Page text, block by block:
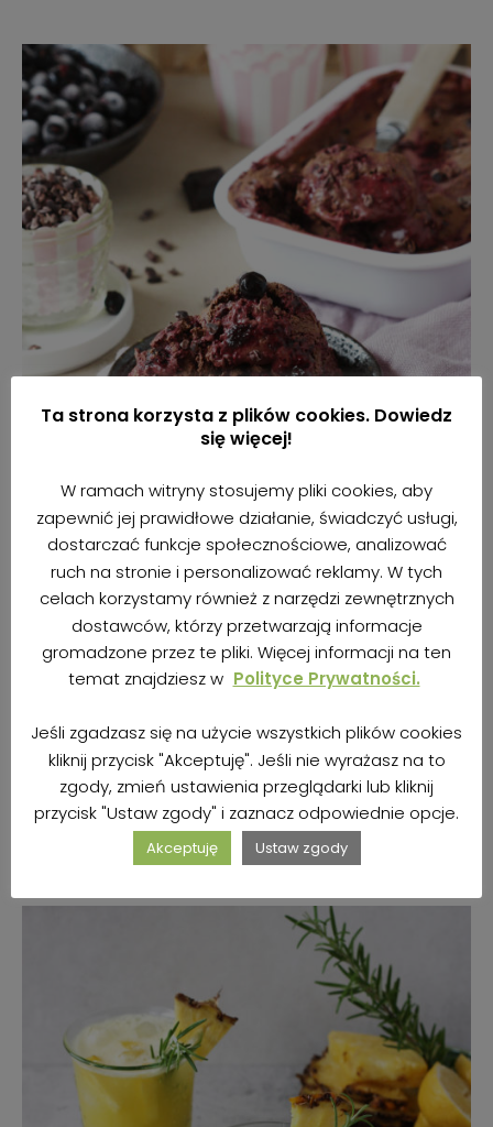
WEGAŃSKIE LODY CZEKOLADOWE Z CZARNĄ
PORZECZKĄ
autorKasia | BezBez 7 sierpnia 2019
ZOBACZ PRZEPIS
Ta strona korzysta z plików cookies. Dowiedz
się więcej!
W ramach witryny stosujemy pliki cookies, aby
zapewnić jej prawidłowe działanie, świadczyć usługi,
dostarczać funkcje społecznościowe, analizować
ruch na stronie i personalizować reklamy. W tych
celach korzystamy również z narzędzi zewnętrznych
dostawców, którzy przetwarzają informacje
gromadzone przez te pliki. Więcej informacji na ten
temat znajdziesz w Polityce Prywatności.
Jeśli zgadzasz się na użycie wszystkich plików cookies
kliknij przycisk "Akceptuję". Jeśli nie wyrażasz na to
zgody, zmień ustawienia przeglądarki lub kliknij
przycisk "Ustaw zgody" i zaznacz odpowiednie opcje.
Akceptuję Ustaw zgody